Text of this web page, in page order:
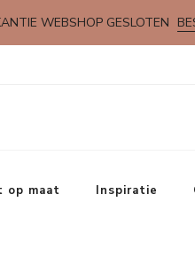
WEBSHOP GESLOTEN
op maat Inspiratie